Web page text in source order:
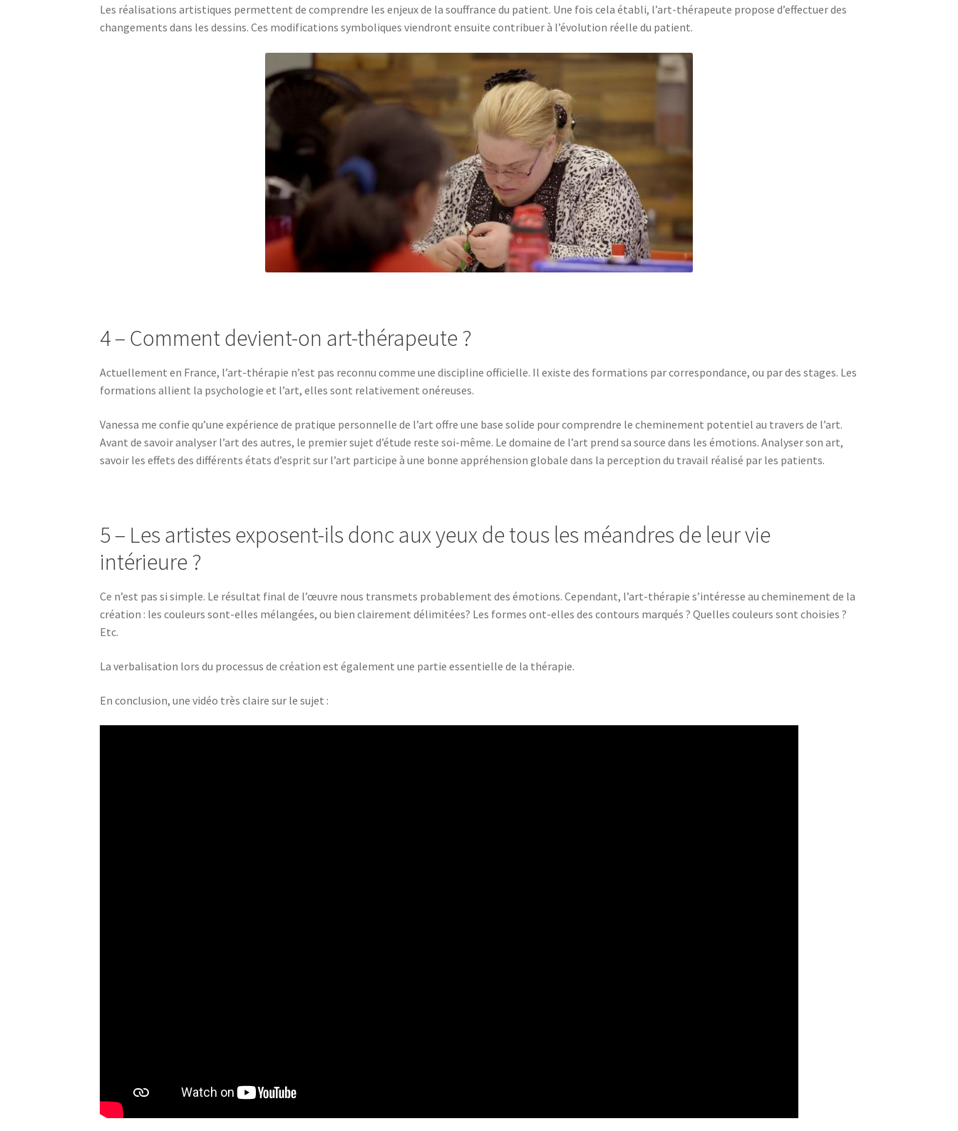
Les réalisations artistiques permettent de comprendre les enjeux de la souffrance du patient. Une fois cela établi, l’art-thérapeute propose d’effectuer des
changements dans les dessins. Ces modifications symboliques viendront ensuite contribuer à l’évolution réelle du patient.
4 – Comment devient-on art-thérapeute ?
Actuellement en France, l’art-thérapie n’est pas reconnu comme une discipline officielle. Il existe des formations par correspondance, ou par des stages. Les
formations allient la psychologie et l’art, elles sont relativement onéreuses.
Vanessa me confie qu’une expérience de pratique personnelle de l’art offre une base solide pour comprendre le cheminement potentiel au travers de l’art.
Avant de savoir analyser l’art des autres, le premier sujet d’étude reste soi-même. Le domaine de l’art prend sa source dans les émotions. Analyser son art,
savoir les effets des différents états d’esprit sur l’art participe à une bonne appréhension globale dans la perception du travail réalisé par les patients.
5 – Les artistes exposent-ils donc aux yeux de tous les méandres de leur vie
intérieure ?
Ce n’est pas si simple. Le résultat final de l’œuvre nous transmets probablement des émotions. Cependant, l’art-thérapie s’intéresse au cheminement de la
création : les couleurs sont-elles mélangées, ou bien clairement délimitées? Les formes ont-elles des contours marqués ? Quelles couleurs sont choisies ?
Etc.
La verbalisation lors du processus de création est également une partie essentielle de la thérapie.
En conclusion, une vidéo très claire sur le sujet :